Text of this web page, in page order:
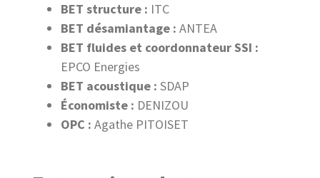
BET structure : ITC
BET désamiantage : ANTEA
BET fluides et coordonnateur SSI :
EPCO Energies
BET acoustique : SDAP
Économiste : DENIZOU
OPC : Agathe PITOISET